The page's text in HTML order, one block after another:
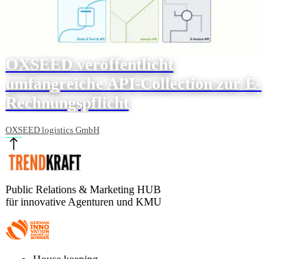
OXSEED veröffentlicht
umfangreiche API-Collection zur E-
Rechnungspflicht
OXSEED logistics GmbH
Public Relations & Marketing HUB
für innovative Agenturen und KMU